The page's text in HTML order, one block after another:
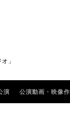
」
演 公演動画・映像